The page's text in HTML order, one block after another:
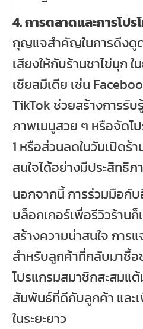
4. การตลาดและการโปร
กุญแจสำคัญในการดึงดู
เสียงให้กับร้านชาไข่มุก
เชียลมีเดีย เช่น
TikTok ช่วยสร้างการรับ
ภาพเมนูสวย ๆ หรือจัดโ
1 หรือส่วนลดในวันเปิดร้
สนใจได้อย่างมีประสิทธิภ
นอกจากนี้ การร่วมมือกั
บล็อกเกอร์เพื่อรีวิวร้าน
สร้างความน่าสนใจ กา
สำหรับลูกค้าที่กลับมาซื้อ
โปรแกรมสมาชิกสะสมแ
สัมพันธ์ที่ดีกับลูกค้า และเ
ในระยะยาว